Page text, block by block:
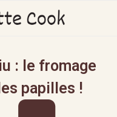
: le fromage
papilles !